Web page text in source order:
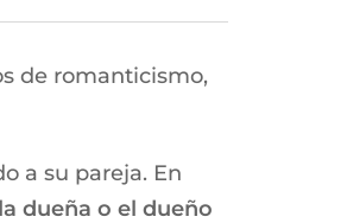
de romanticismo,
a su pareja. En
dueña o el dueño